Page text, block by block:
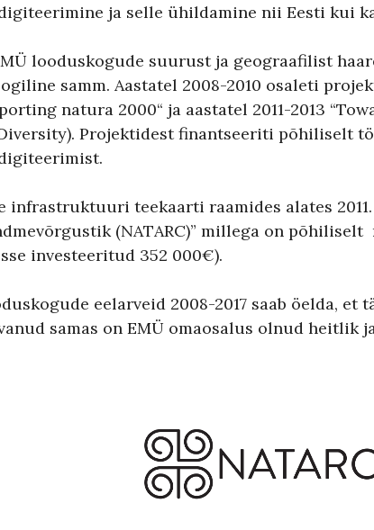
ja selle ühildamine nii Eesti kui
looduskogude suurust ja geograafilist
samm. Aastatel 2008-2010 osaleti
natura 2000“ ja aastatel 2011-2013
Projektidest finantseeriti põhiliselt
infrastruktuuri teekaarti raamides alates
(NATARC)” millega on
investeeritud 352 000€).
eelarveid 2008-2017 saab öelda,
samas on EMÜ omaosalus olnud heitlik